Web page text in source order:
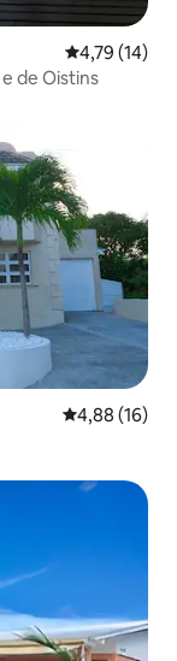
4,79 de uma
4,79 (14)
de Oistins
4,88 de uma
4,88 (16)